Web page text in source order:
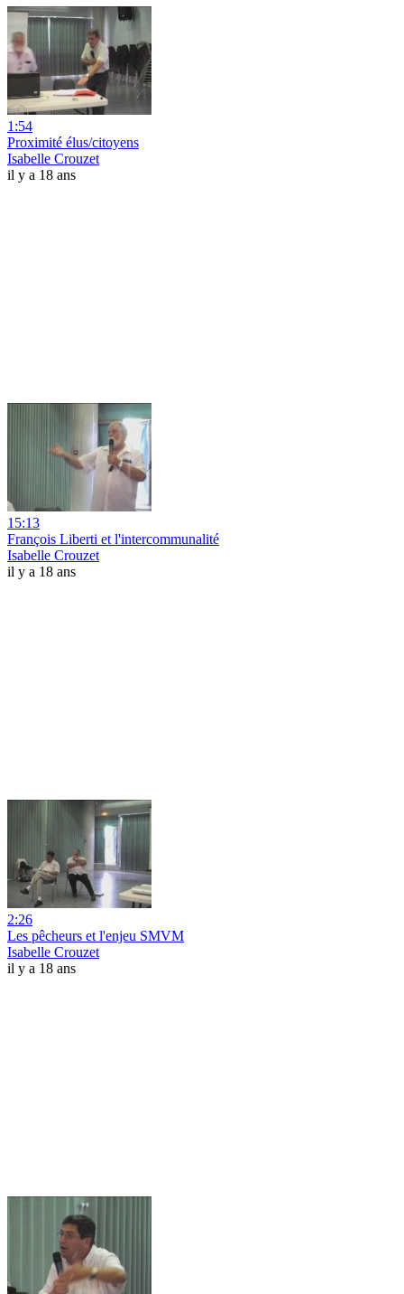
1:54
Proximité élus/citoyens
Isabelle Crouzet
il y a 18 ans
15:13
François Liberti et l'intercommunalité
Isabelle Crouzet
il y a 18 ans
2:26
Les pêcheurs et l'enjeu SMVM
Isabelle Crouzet
il y a 18 ans